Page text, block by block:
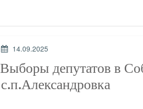
ОПУБЛИКОВАНО
14.09.2025
Выборы депутатов в
с.п.Александровка